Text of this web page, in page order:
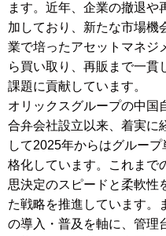
ます。近年、企業の撤退や
加しており、新たな市場機
業で培ったアセットマネジ
ら買い取り、再販まで一貫
課題に貢献しています。
オリックスグループの中国
合弁会社設立以来、着実に
して2025年からはグルー
格化しています。これまで
思決定のスピードと柔軟性
た戦略を推進しています。
の導入・普及を軸に、管理